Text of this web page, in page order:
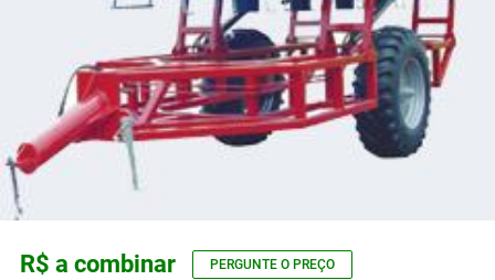
R$ a combinar PERGUNTE O PREÇO